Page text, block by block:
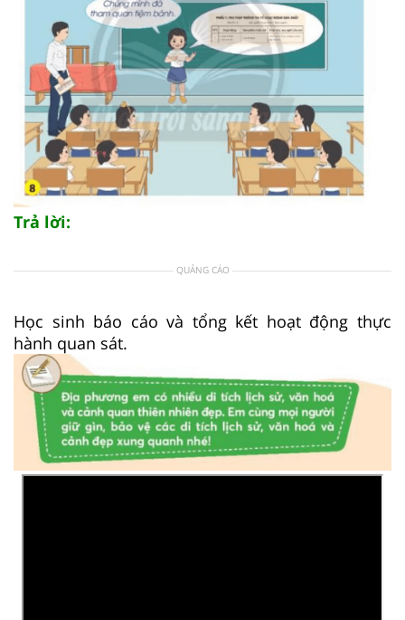
Trả lời:
QUẢNG CÁO
Học sinh báo cáo và tổng kết hoạt động thực
hành quan sát.